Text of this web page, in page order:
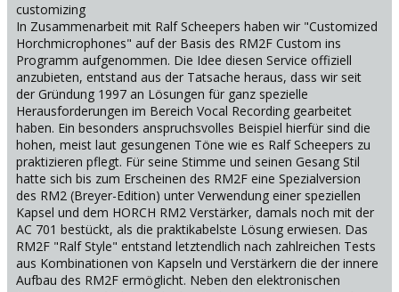
customizing
In Zusammenarbeit mit Ralf Scheepers haben wir "Customized
Horchmicrophones" auf der Basis des RM2F Custom ins
Programm aufgenommen. Die Idee diesen Service offiziell
anzubieten, entstand aus der Tatsache heraus, dass wir seit
der Gründung 1997 an Lösungen für ganz spezielle
Herausforderungen im Bereich Vocal Recording gearbeitet
haben. Ein besonders anspruchsvolles Beispiel hierfür sind die
hohen, meist laut gesungenen Töne wie es Ralf Scheepers zu
praktizieren pflegt. Für seine Stimme und seinen Gesang Stil
hatte sich bis zum Erscheinen des RM2F eine Spezialversion
des RM2 (Breyer-Edition) unter Verwendung einer speziellen
Kapsel und dem HORCH RM2 Verstärker, damals noch mit der
AC 701 bestückt, als die praktikabelste Lösung erwiesen. Das
RM2F "Ralf Style" entstand letztendlich nach zahlreichen Tests
aus Kombinationen von Kapseln und Verstärkern die der innere
Aufbau des RM2F ermöglicht. Neben den elektronischen